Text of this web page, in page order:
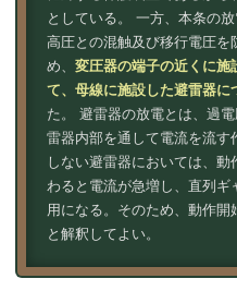
としている。 一方、本条の
高圧との混触及び移行電圧を
め、 変圧器の端子の近くに施
て、母線に施設した避雷器に
た。 避雷器の放電とは、過
雷器内部を通して電流を流す
しない避雷器においては、
わると電流が急増し、直列
用になる。そのため、動作
と解釈してよい。